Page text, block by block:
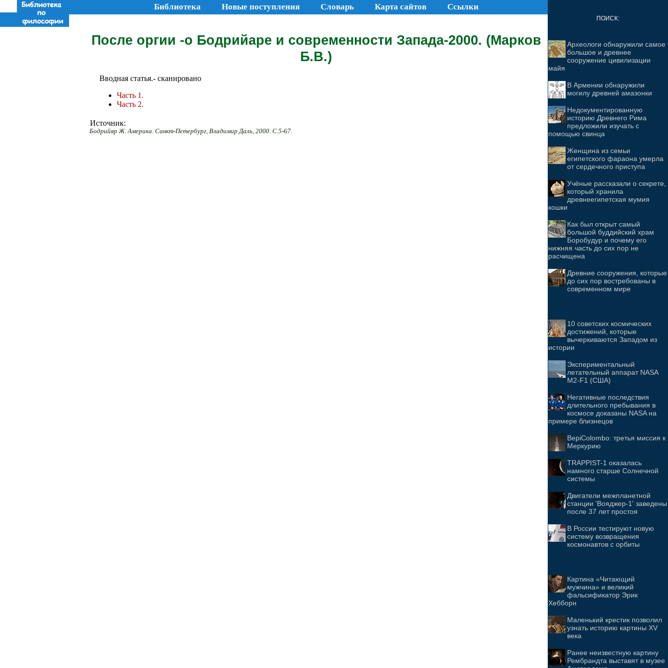
Библиотека Новые поступления Словарь Карта сайтов Ссылки
После оргии -о Бодрийаре и современности Запада-2000. (Марков
Б.В.)
Вводная статья.- сканировано
Часть 1.
Часть 2.
Источник:
Бодрийяр Ж. Америка. Санкт-Петербург, Владимир Даль, 2000. С.5-67.
ПОИСК:
Археологи обнаружили самое
большое и древнее
сооружение цивилизации
майя
В Армении обнаружили
могилу древней амазонки
Недокументированную
историю Древнего Рима
предложили изучать с
помощью свинца
Женщина из семьи
египетского фараона умерла
от сердечного приступа
Учёные рассказали о секрете,
который хранила
древнеегипетская мумия
кошки
Как был открыт самый
большой буддийский храм
Боробудур и почему его
нижняя часть до сих пор не
расчищена
Древние сооружения, которые
до сих пор востребованы в
современном мире
10 советских космических
достижений, которые
вычеркиваются Западом из
истории
Экспериментальный
летательный аппарат NASA
M2-F1 (США)
Негативные последствия
длительного пребывания в
космосе доказаны NASA на
примере близнецов
BepiColombo: третья миссия к
Меркурию
TRAPPIST-1 оказалась
намного старше Солнечной
системы
Двигатели межпланетной
станции 'Вояджер-1' заведены
после 37 лет простоя
В России тестируют новую
систему возвращения
космонавтов с орбиты
Картина «Читающий
мужчина» и великий
фальсификатор Эрик
Хебборн
Маленький крестик позволил
узнать историю картины XV
века
Ранее неизвестную картину
Рембрандта выставят в музее